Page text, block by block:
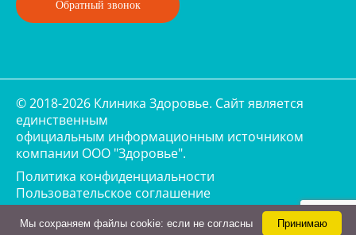
Обратный звонок
© 2018-2026 Клиника Здоровье. Cайт является
единственным
официальным информационным источником
компании ООО "Здоровье".
Политика конфиденциальности
Пользовательское соглашение
ИМЕЮТСЯ ПРОТИВОПОКАЗАНИЯ. НЕОБХОДИМА
Принимаю
Мы cохраняем файлы cookie: если не согласны